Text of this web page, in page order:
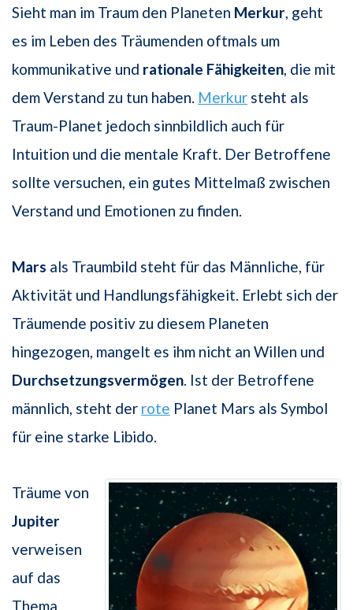
Sieht man im Traum den Planeten Merkur, geht
es im Leben des Träumenden oftmals um
kommunikative und rationale Fähigkeiten, die mit
dem Verstand zu tun haben. Merkur steht als
Traum-Planet jedoch sinnbildlich auch für
Intuition und die mentale Kraft. Der Betroffene
sollte versuchen, ein gutes Mittelmaß zwischen
Verstand und Emotionen zu finden.
Mars als Traumbild steht für das Männliche, für
Aktivität und Handlungsfähigkeit. Erlebt sich der
Träumende positiv zu diesem Planeten
hingezogen, mangelt es ihm nicht an Willen und
Durchsetzungsvermögen. Ist der Betroffene
männlich, steht der rote Planet Mars als Symbol
für eine starke Libido.
Träume von
Jupiter
verweisen
auf das
Thema